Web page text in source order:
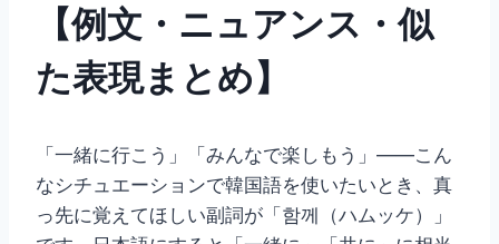
【例文・ニュアンス・似
た表現まとめ】
「一緒に行こう」「みんなで楽しもう」——こん
なシチュエーションで韓国語を使いたいとき、真
っ先に覚えてほしい副詞が「함께（ハムッケ）」